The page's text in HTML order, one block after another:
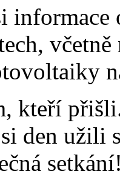
kteří
den užili